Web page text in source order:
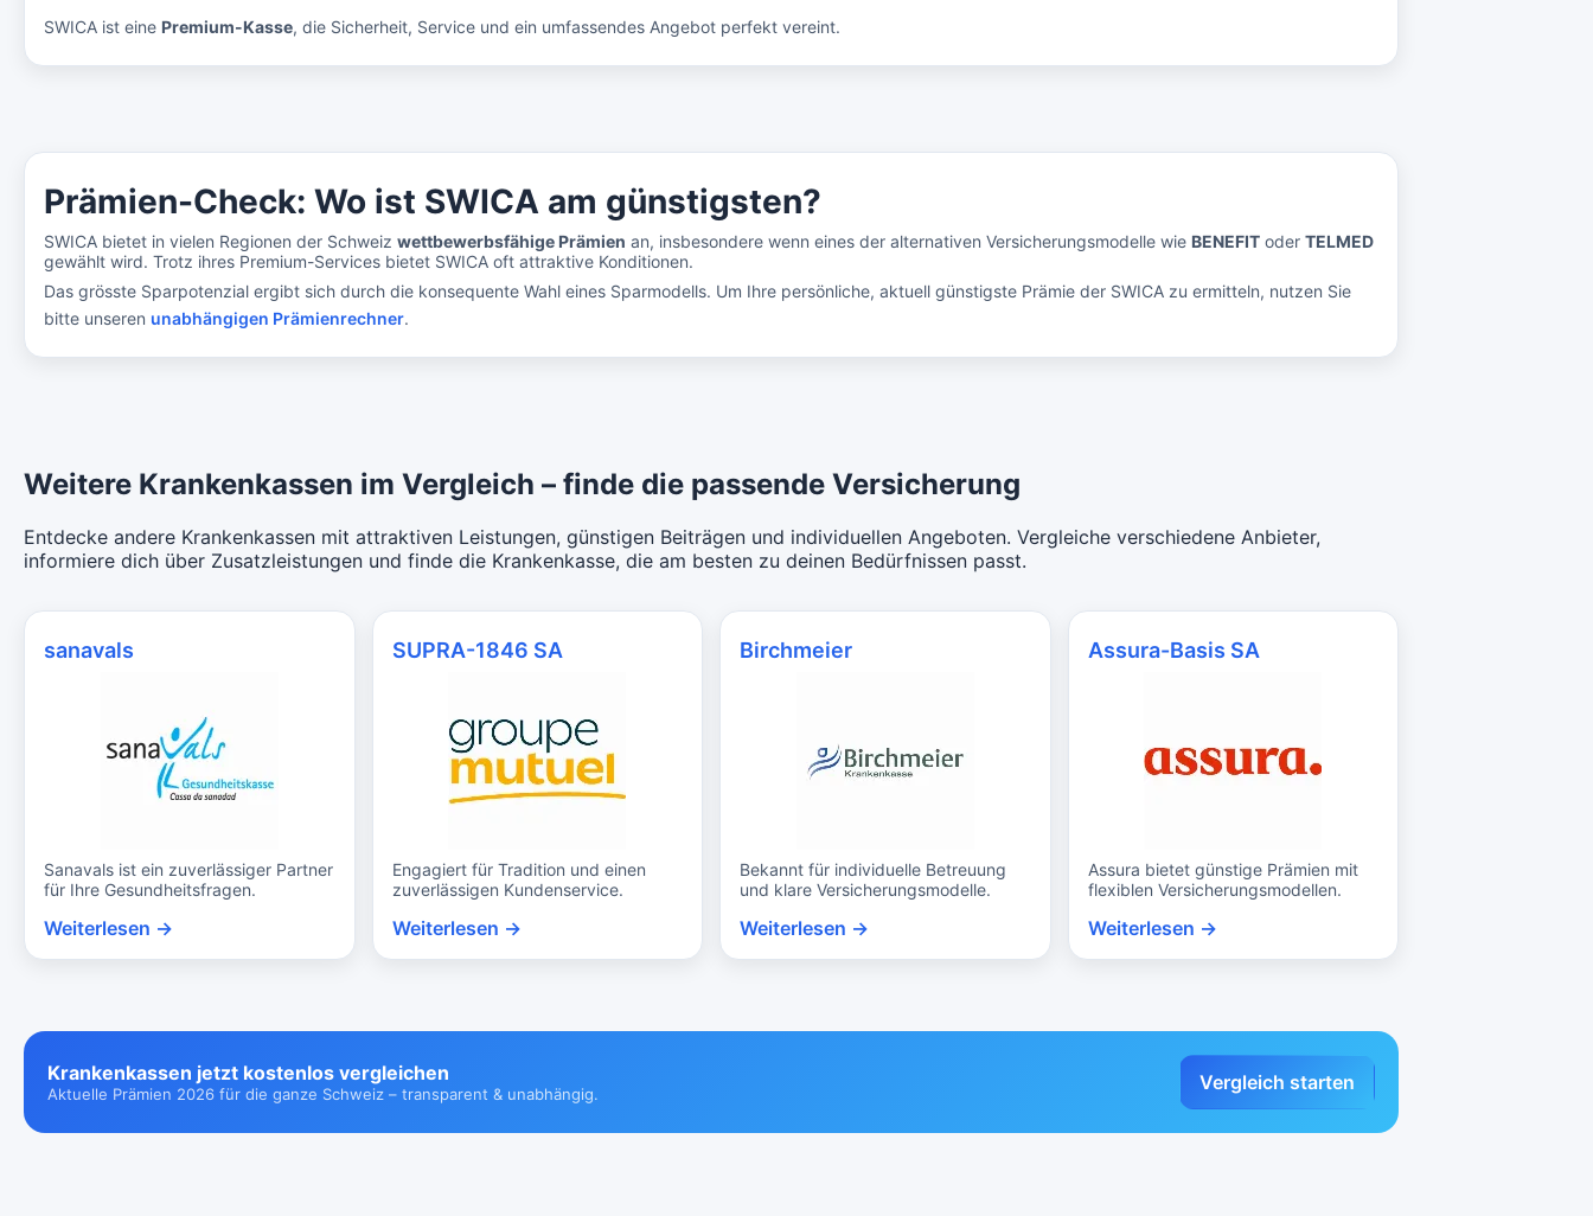
SWICA ist eine Premium-Kasse, die Sicherheit, Service und ein umfassendes Angebot perfekt vereint.
Prämien-Check: Wo ist SWICA am günstigsten?
SWICA bietet in vielen Regionen der Schweiz wettbewerbsfähige Prämien an, insbesondere wenn eines der alternativen Versicherungsmodelle wie BENEFIT oder TELMED
gewählt wird. Trotz ihres Premium-Services bietet SWICA oft attraktive Konditionen.
Das grösste Sparpotenzial ergibt sich durch die konsequente Wahl eines Sparmodells. Um Ihre persönliche, aktuell günstigste Prämie der SWICA zu ermitteln, nutzen Sie
bitte unseren unabhängigen Prämienrechner.
Weitere Krankenkassen im Vergleich – finde die passende Versicherung
Entdecke andere Krankenkassen mit attraktiven Leistungen, günstigen Beiträgen und individuellen Angeboten. Vergleiche verschiedene Anbieter,
informiere dich über Zusatzleistungen und finde die Krankenkasse, die am besten zu deinen Bedürfnissen passt.
sanavals
Sanavals ist ein zuverlässiger Partner
für Ihre Gesundheitsfragen.
Weiterlesen →
SUPRA-1846 SA
Engagiert für Tradition und einen
zuverlässigen Kundenservice.
Weiterlesen →
Birchmeier
Bekannt für individuelle Betreuung
und klare Versicherungsmodelle.
Weiterlesen →
Assura-Basis SA
Assura bietet günstige Prämien mit
flexiblen Versicherungsmodellen.
Weiterlesen →
Krankenkassen jetzt kostenlos vergleichen
Aktuelle Prämien 2026 für die ganze Schweiz – transparent & unabhängig. Vergleich starten